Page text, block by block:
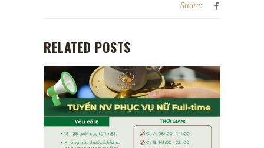
Share:
RELATED POSTS